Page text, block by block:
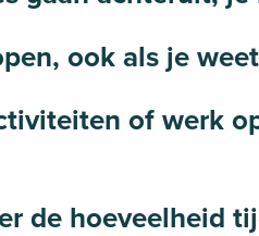
ook als je
of werk
de hoeveelheid